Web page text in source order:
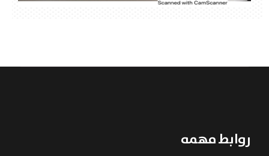
روابط مهمه